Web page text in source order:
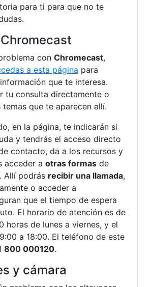
para ti para que no te
con Chromecast,
a esta página para
que te interesa.
tu consulta directamente o
que te aparecen allí.
en la página, te indicarán si
y tendrás el acceso directo
contacto, da a los recursos y
acceder a otras formas de
Allí podrás recibir una llamada,
o acceder a
que el tiempo de espera
El horario de atención es de
horas de lunes a viernes, y el
a 18:00. El teléfono de este
800 000120.
y cámara